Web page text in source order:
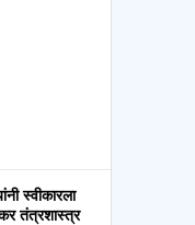
स्वीकारला
तंत्रशास्त्र